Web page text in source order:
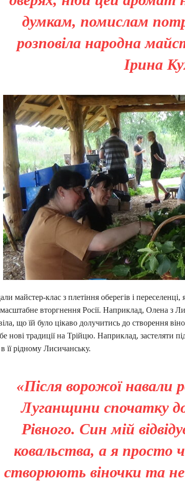
думкам, помислам
розповіла народна
Ірина
майстер-клас з плетіння оберегів і
вторгнення Росії. Наприклад, Олена з
що їй було цікаво долучитись до створення
нові традиції на Трійцю. Наприклад, застеляти
її рідному Лисичанську.
«Після ворожої навали
Луганщини спочатку
Рівного. Син мій
ковальства, а я просто
створюють віночки та